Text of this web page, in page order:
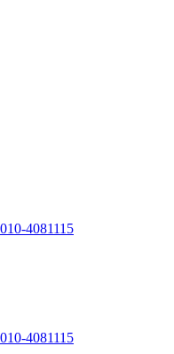
010-4081115
010-4081115